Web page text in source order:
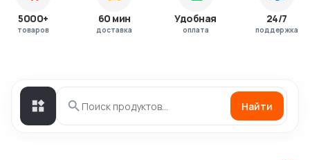
5000+
товаров
60 мин
доставка
Удобная
оплата
24/7
поддержка
Найти